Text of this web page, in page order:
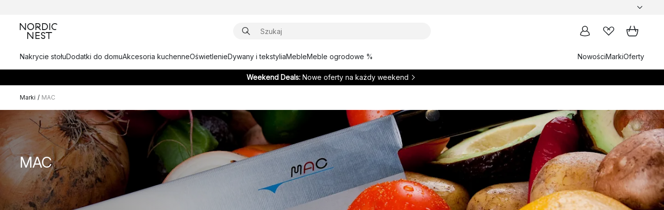
Nakrycie stołuDodatki do domuAkcesoria kuchenneOświetlenieDywany i tekstyliaMebleMeble ogrodowe % NowościMarkiOferty
Weekend Deals: Nowe oferty na każdy weekend
Marki / MAC
MAC